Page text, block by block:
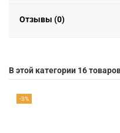
Отзывы (0)
В этой категории 16
-3%